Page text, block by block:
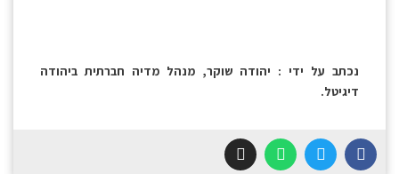
נכתב על ידי : יהודה שוקר, מנהל מדיה חברתית ביהודה
דיגיטל.